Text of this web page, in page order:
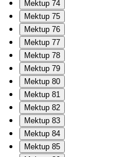
Mektup 74
Mektup 75
Mektup 76
Mektup 77
Mektup 78
Mektup 79
Mektup 80
Mektup 81
Mektup 82
Mektup 83
Mektup 84
Mektup 85